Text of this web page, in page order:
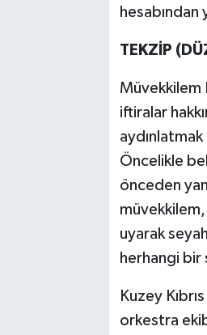
hesabından
TEKZİP
Müvekkilem
iftiralar
Öncelikle
önceden
uyarak
herhangi bir
Kuzey
orkestra